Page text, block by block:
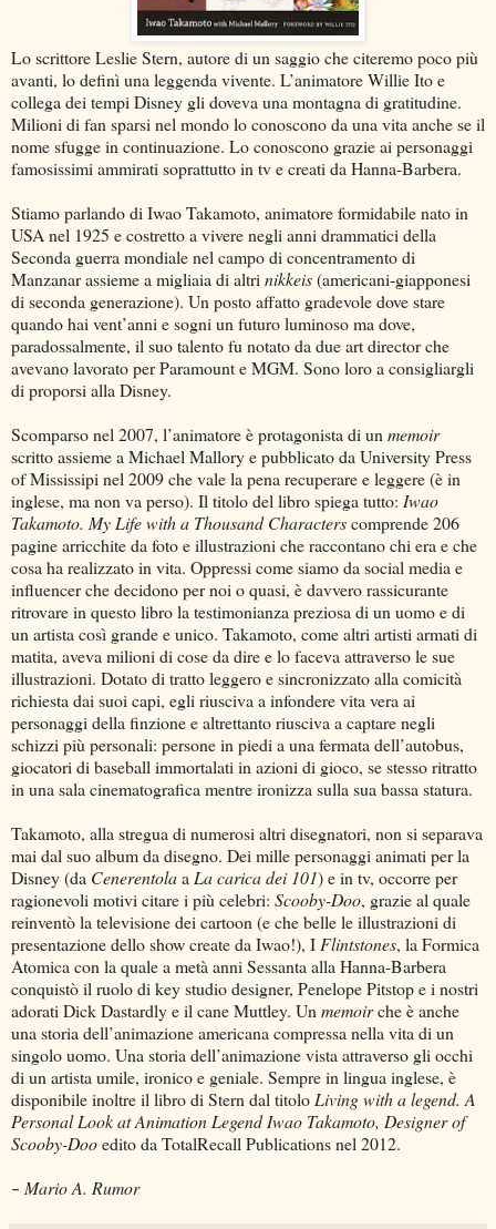
Lo scrittore Leslie Stern, autore di un saggio che citeremo poco più
avanti, lo definì una leggenda vivente. L’animatore Willie Ito e
collega dei tempi Disney gli doveva una montagna di gratitudine.
Milioni di fan sparsi nel mondo lo conoscono da una vita anche se il
nome sfugge in continuazione. Lo conoscono grazie ai personaggi
famosissimi ammirati soprattutto in tv e creati da Hanna-Barbera.
Stiamo parlando di Iwao Takamoto, animatore formidabile nato in
USA nel 1925 e costretto a vivere negli anni drammatici della
Seconda guerra mondiale nel campo di concentramento di
Manzanar assieme a migliaia di altri nikkeis(americani-giapponesi
di seconda generazione). Un posto affatto gradevole dove stare
quando hai vent’anni e sogni un futuro luminoso ma dove,
paradossalmente, il suo talento fu notato da due art director che
avevano lavorato per Paramount e MGM. Sono loro a consigliargli
di proporsi alla Disney.
Scomparso nel 2007, l’animatore è protagonista di un memoir
scritto assieme a Michael Mallory e pubblicato da University Press
of Mississipi nel 2009 che vale la pena recuperare e leggere (è in
inglese, ma non va perso). Il titolo del libro spiega tutto: Iwao
Takamoto. My Life with a Thousand Characterscomprende 206
pagine arricchite da foto e illustrazioni che raccontano chi era e che
cosa ha realizzato in vita. Oppressi come siamo da social media e
influencer che decidono per noi o quasi, è davvero rassicurante
ritrovare in questo libro la testimonianza preziosa di un uomo e di
un artista così grande e unico. Takamoto, come altri artisti armati di
matita, aveva milioni di cose da dire e lo faceva attraverso le sue
illustrazioni. Dotato di tratto leggero e sincronizzato alla comicità
richiesta dai suoi capi, egli riusciva a infondere vita vera ai
personaggi della finzione e altrettanto riusciva a captare negli
schizzi più personali: persone in piedi a una fermata dell’autobus,
giocatori di baseball immortalati in azioni di gioco, se stesso ritratto
in una sala cinematografica mentre ironizza sulla sua bassa statura.
Takamoto, alla stregua di numerosi altri disegnatori, non si separava
mai dal suo album da disegno. Dei mille personaggi animati per la
Disney (da Cenerentolaa La carica dei 101) e in tv, occorre per
ragionevoli motivi citare i più celebri: Scooby-Doo, grazie al quale
reinventò la televisione dei cartoon (e che belle le illustrazioni di
presentazione dello show create da Iwao!), I Flintstones, la Formica
Atomica con la quale a metà anni Sessanta alla Hanna-Barbera
conquistò il ruolo di key studio designer, Penelope Pitstop e i nostri
adorati Dick Dastardly e il cane Muttley. Un memoirche è anche
una storia dell’animazione americana compressa nella vita di un
singolo uomo. Una storia dell’animazione vista attraverso gli occhi
di un artista umile, ironico e geniale. Sempre in lingua inglese, è
disponibile inoltre il libro di Stern dal titolo Living with a legend. A
Personal Look at Animation Legend Iwao Takamoto, Designer of
Scooby-Dooedito da TotalRecall Publications nel 2012.
– Mario A. Rumor